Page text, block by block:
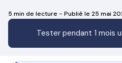
La plateforme
5 min de lecture - Publié le 25 mai
Tester pendant 1 mois